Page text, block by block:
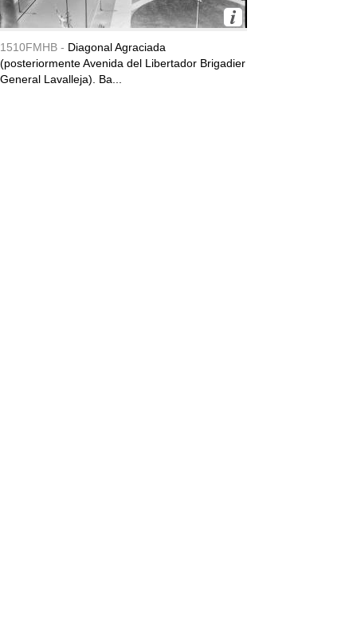
1510FMHB - Diagonal Agraciada
(posteriormente Avenida del Libertador Brigadier
General Lavalleja). Ba...